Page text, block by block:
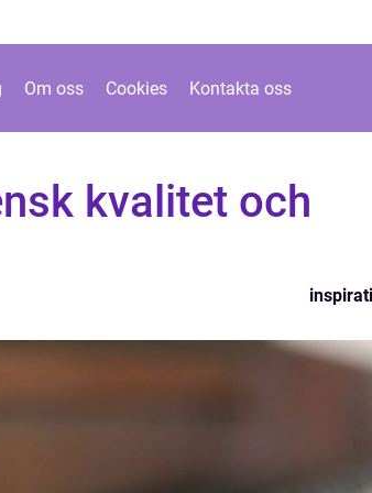
Om oss Cookies Kontakta oss
kvalitet och